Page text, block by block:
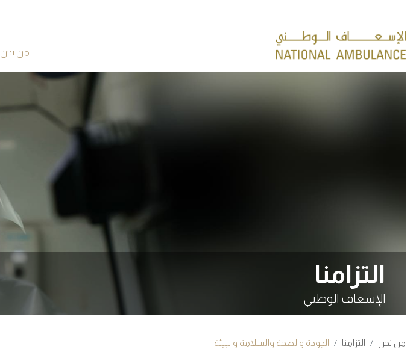
من نحن
التزامنا
الإسعاف الوطني
من نحن التزامنا الجودة والصحة والسلامة والبيئة